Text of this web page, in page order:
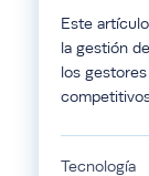
Este
la gestión
los
Tecnología